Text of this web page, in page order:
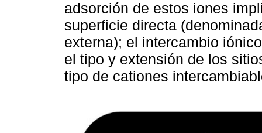
adsorción de estos iones
superficie directa
externa); el intercambio
el tipo y extensión de los
tipo de cationes